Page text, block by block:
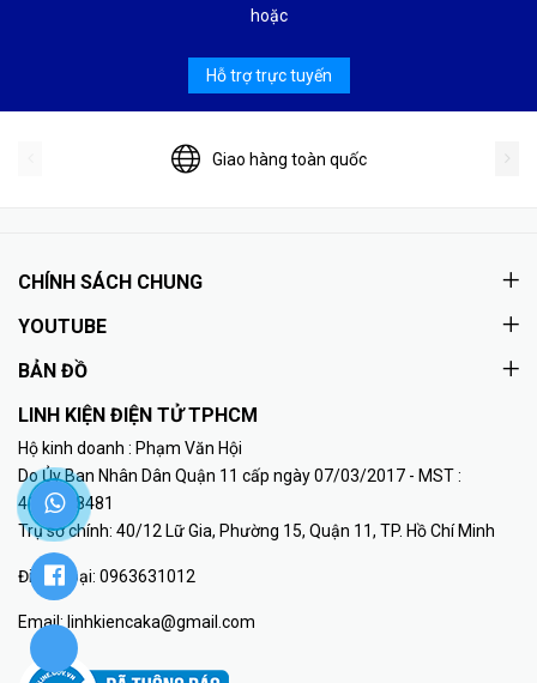
hoặc
Hỗ trợ trực tuyến
Giao hàng toàn quốc
CHÍNH SÁCH CHUNG
YOUTUBE
BẢN ĐỒ
LINH KIỆN ĐIỆN TỬ TPHCM
Hộ kinh doanh : Phạm Văn Hội
Do Ủy Ban Nhân Dân Quận 11 cấp ngày 07/03/2017 - MST :
41K8018481
Trụ sở chính: 40/12 Lữ Gia, Phường 15, Quận 11, TP. Hồ Chí Minh
Điện thoại: 0963631012
Email: linhkiencaka@gmail.com